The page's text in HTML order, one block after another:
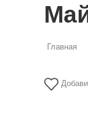
Главная